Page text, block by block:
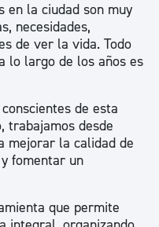
en la ciudad son muy
necesidades,
de ver la vida. Todo
lo largo de los años es
de esta
trabajamos desde
mejorar la calidad de
fomentar un
que permite